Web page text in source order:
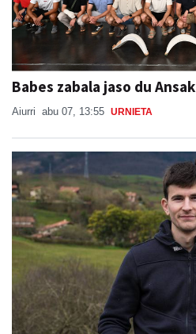
Babes zabala jaso du Ansak
Aiurri abu 07, 13:55 URNIETA